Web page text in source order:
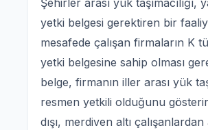
Şehirler arası yük taşımacılığı,
yetki belgesi gerektiren bir
mesafede çalışan firmaların K
yetki belgesine sahip olması
belge, firmanın iller arası yük
resmen yetkili olduğunu
dışı, merdiven altı